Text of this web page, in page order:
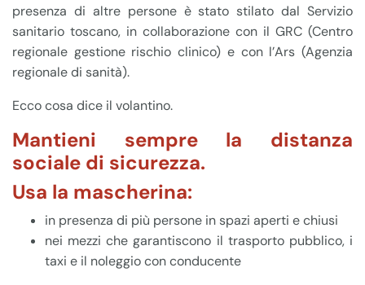
presenza di altre persone è stato stilato dal Servizio
sanitario toscano, in collaborazione con il GRC (Centro
regionale gestione rischio clinico) e con l’Ars (Agenzia
regionale di sanità).
Ecco cosa dice il volantino.
Mantieni sempre la distanza
sociale di sicurezza.
Usa la mascherina:
in presenza di più persone in spazi aperti e chiusi
nei mezzi che garantiscono il trasporto pubblico, i
taxi e il noleggio con conducente